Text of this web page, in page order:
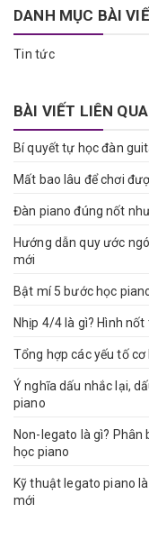
DANH MỤC BÀI
Tin tức
BÀI VIẾT LIÊN
Bí quyết tự học đàn
Mất bao lâu để chơi
Đàn piano đúng nốt
Hướng dẫn quy ước
mới
Bật mí 5 bước học
Nhịp 4/4 là gì? Hình
Tổng hợp các yếu tố
Ý nghĩa dấu nhắc lại,
piano
Non-legato là gì?
học piano
Kỹ thuật legato piano
mới